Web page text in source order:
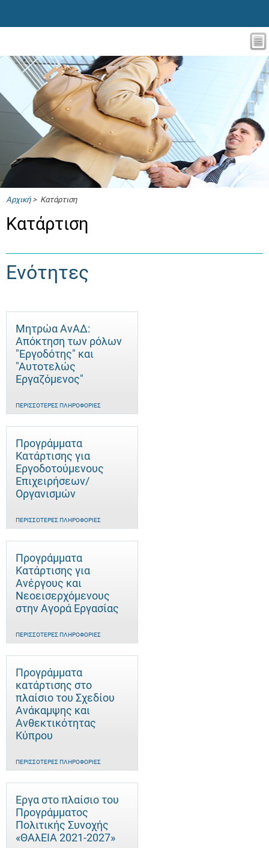
Αρχική> Κατάρτιση
Κατάρτιση
Ενότητες
Μητρώα ΑνΑΔ:
Απόκτηση των ρόλων
"Εργοδότης" και
"Αυτοτελώς
Eργαζόμενος"
ΠΕΡΙΣΣΌΤΕΡΕΣ ΠΛΗΡΟΦΟΡΊΕΣ
Προγράμματα
Κατάρτισης για
Εργοδοτούμενους
Επιχειρήσεων/
Οργανισμών
ΠΕΡΙΣΣΌΤΕΡΕΣ ΠΛΗΡΟΦΟΡΊΕΣ
Προγράμματα
Κατάρτισης για
Ανέργους και
Νεοεισερχόμενους
στην Αγορά Εργασίας
ΠΕΡΙΣΣΌΤΕΡΕΣ ΠΛΗΡΟΦΟΡΊΕΣ
Προγράμματα
κατάρτισης στο
πλαίσιο του Σχεδίου
Ανάκαμψης και
Ανθεκτικότητας
Κύπρου
ΠΕΡΙΣΣΌΤΕΡΕΣ ΠΛΗΡΟΦΟΡΊΕΣ
Έργα στο πλαίσιο του
Προγράμματος
Πολιτικής Συνοχής
«ΘΑλΕΙΑ 2021-2027»